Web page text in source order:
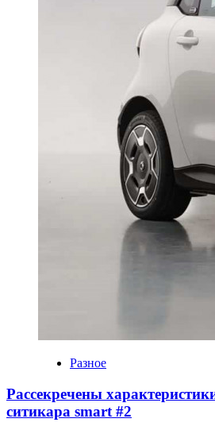
Разное
Рассекречены
ситикара smart #2